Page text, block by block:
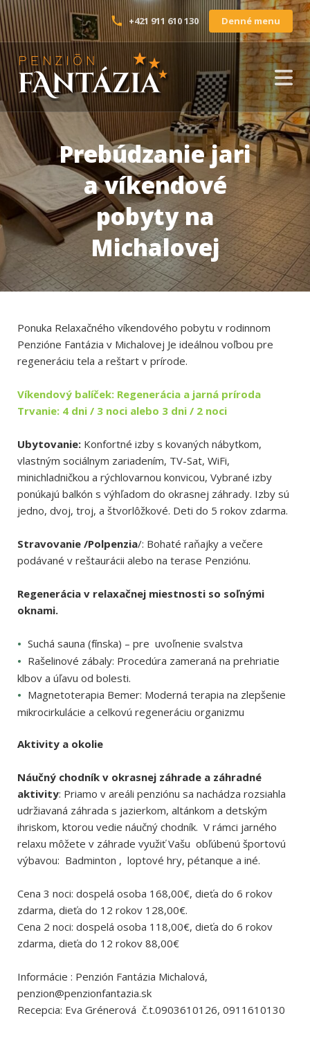
+421 911 610 130 Denné menu
Prebúdzanie jari
a víkendové
pobyty na
Michalovej
Ponuka Relaxačného víkendového pobytu v rodinnom
Penzióne Fantázia v Michalovej Je ideálnou voľbou pre
regeneráciu tela a reštart v prírode.
Víkendový balíček: Regenerácia a jarná príroda
Trvanie: 4 dni / 3 noci alebo 3 dni / 2 noci
Ubytovanie: Konfortné izby s kovaných nábytkom,
vlastným sociálnym zariadením, TV-Sat, WiFi,
minichladničkou a rýchlovarnou konvicou, Vybrané izby
ponúkajú balkón s výhľadom do okrasnej záhrady. Izby sú
jedno, dvoj, troj, a štvorlôžkové. Deti do 5 rokov zdarma.
Stravovanie /Polpenzia/: Bohaté raňajky a večere
podávané v reštaurácii alebo na terase Penziónu.
Regenerácia v relaxačnej miestnosti so soľnými
oknami.
Suchá sauna (fínska) – pre uvoľnenie svalstva
Rašelinové zábaly: Procedúra zameraná na prehriatie
klbov a úľavu od bolesti.
Magnetoterapia Bemer: Moderná terapia na zlepšenie
mikrocirkulácie a celkovú regeneráciu organizmu
Aktivity a okolie
Náučný chodník v okrasnej záhrade a záhradné
aktivity: Priamo v areáli penziónu sa nachádza rozsiahla
udržiavaná záhrada s jazierkom, altánkom a detským
ihriskom, ktorou vedie náučný chodník. V rámci jarného
relaxu môžete v záhrade využiť Vašu obľúbenú športovú
výbavou: Badminton , loptové hry, pétanque a iné.
Cena 3 noci: dospelá osoba 168,00€, dieťa do 6 rokov
zdarma, dieťa do 12 rokov 128,00€.
Cena 2 noci: dospelá osoba 118,00€, dieťa do 6 rokov
zdarma, dieťa do 12 rokov 88,00€
Informácie : Penzión Fantázia Michalová,
penzion@penzionfantazia.sk
Recepcia: Eva Grénerová č.t.0903610126, 0911610130